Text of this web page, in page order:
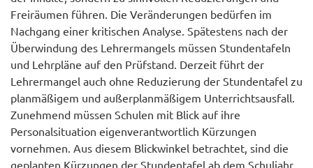
Freiräumen führen. Die Veränderungen bedürfen im
Nachgang einer kritischen Analyse. Spätestens nach der
Überwindung des Lehrermangels müssen Stundentafeln
und Lehrpläne auf den Prüfstand. Derzeit führt der
Lehrermangel auch ohne Reduzierung der Stundentafel zu
planmäßigem und außerplanmäßigem Unterrichtsausfall.
Zunehmend müssen Schulen mit Blick auf ihre
Personalsituation eigenverantwortlich Kürzungen
vornehmen. Aus diesem Blickwinkel betrachtet, sind die
geplanten Kürzungen der Stundentafel ab dem Schuljahr